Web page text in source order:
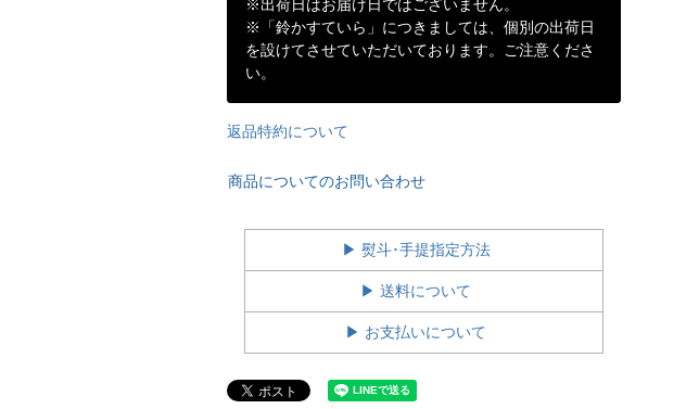
※出荷日はお届け日ではございません。
※「鈴かすていら」につきましては、個別の出荷日
を設けてさせていただいております。ご注意くださ
い。
返品特約について
商品についてのお問い合わせ
▶ 熨斗･手提指定方法
▶ 送料について
▶ お支払いについて